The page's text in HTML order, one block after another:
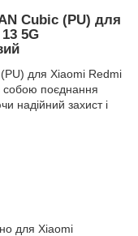
Cubic (PU) для
5G
для Xiaomi Redmi
собою поєднання
надійний захист і
для Xiaomi